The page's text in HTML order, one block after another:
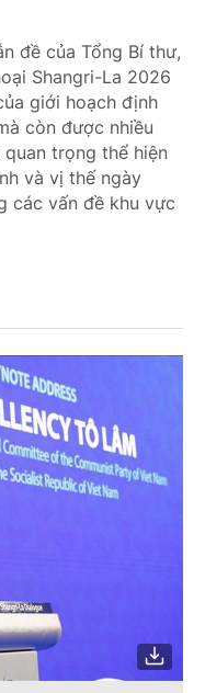
đề của Tổng Bí thư,
Shangri-La 2026
giới hoạch định
còn được nhiều
trọng thể hiện
và vị thế ngày
các vấn đề khu vực